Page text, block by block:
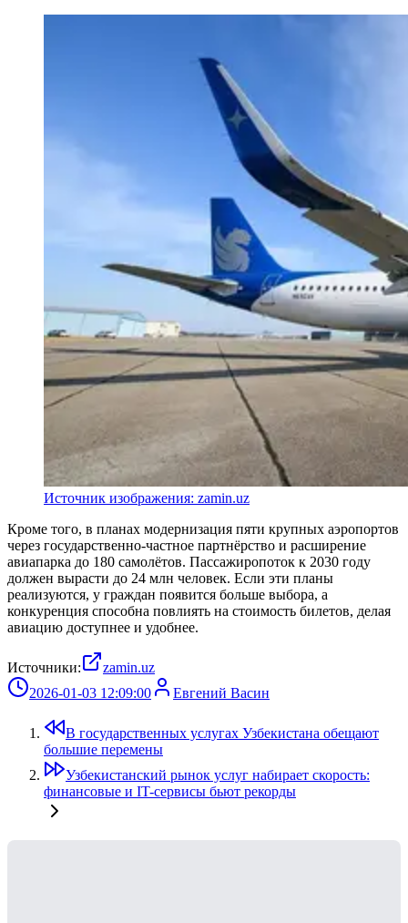
Источник изображения: zamin.uz
Кроме того, в планах модернизация пяти крупных аэропортов
через государственно-частное партнёрство и расширение
авиапарка до 180 самолётов. Пассажиропоток к 2030 году
должен вырасти до 24 млн человек. Если эти планы
реализуются, у граждан появится больше выбора, а
конкуренция способна повлиять на стоимость билетов, делая
авиацию доступнее и удобнее.
Источники:
zamin.uz
2026-01-03 12:09:00
Евгений Васин
В государственных услугах Узбекистана обещают
большие перемены
Узбекистанский рынок услуг набирает скорость:
финансовые и IT-сервисы бьют рекорды